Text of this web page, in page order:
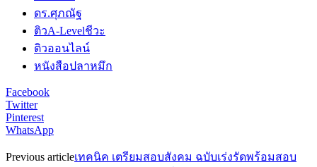
ดร.ศุภณัฐ
ติวA-Levelชีวะ
ติวออนไลน์
หนังสือปลาหมึก
Facebook
Twitter
Pinterest
WhatsApp
Previous articleเทคนิค เตรียมสอบสังคม ฉบับเร่งรัดพร้อมสอบ